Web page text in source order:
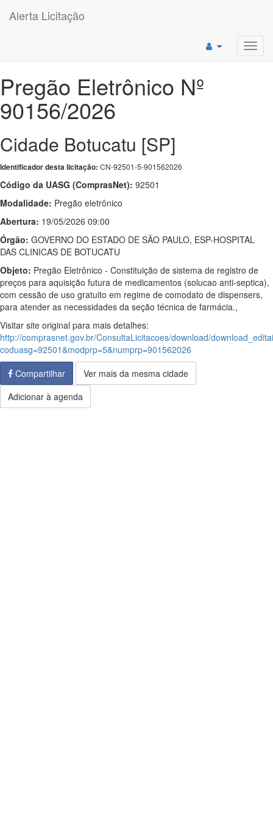
Alerta Licitação
Pregão Eletrônico Nº
90156/2026
Cidade Botucatu [SP]
Identificador desta licitação: CN-92501-5-901562026
Código da UASG (ComprasNet): 92501
Modalidade: Pregão eletrônico
Abertura: 19/05/2026 09:00
Órgão: GOVERNO DO ESTADO DE SÃO PAULO, ESP-HOSPITAL
DAS CLINICAS DE BOTUCATU
Objeto: Pregão Eletrônico - Constituição de sistema de registro de
preços para aquisição futura de medicamentos (solucao anti-septica),
com cessão de uso gratuito em regime de comodato de dispensers,
para atender as necessidades da seção técnica de farmácia.,
Visitar site original para mais detalhes:
http://comprasnet.gov.br/ConsultaLicitacoes/download/
coduasg=92501&modprp=5&numprp=901562026
Compartilhar
Ver mais da mesma cidade
Adicionar à agenda